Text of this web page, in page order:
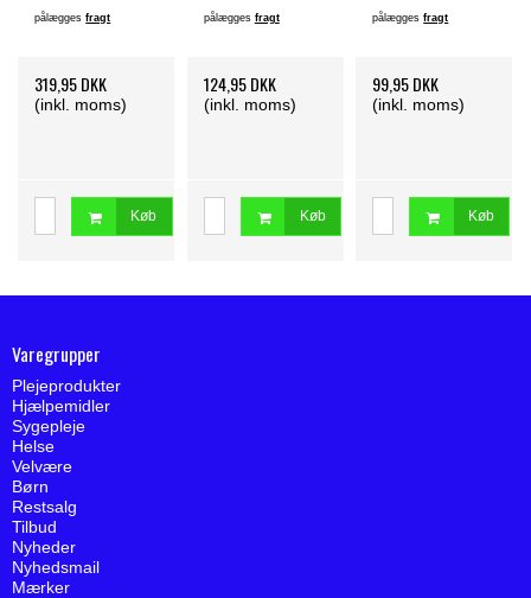
pålæggesfragt
319,95 DKK
(inkl. moms)
Køb
pålægges fragt
124,95 DKK
(inkl. moms)
Køb
pålæggesfragt
99,95 DKK
(inkl. moms)
Køb
Varegrupper
Plejeprodukter
Hjælpemidler
Sygepleje
Helse
Velvære
Børn
Restsalg
Tilbud
Nyheder
Nyhedsmail
Mærker